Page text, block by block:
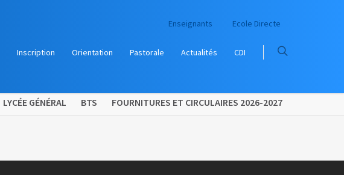
LYCÉE GÉNÉRAL BTS FOURNITURES ET CIRCULAIRES 2026-2027
Enseignants Ecole Directe
Inscription Orientation Pastorale Actualités CDI